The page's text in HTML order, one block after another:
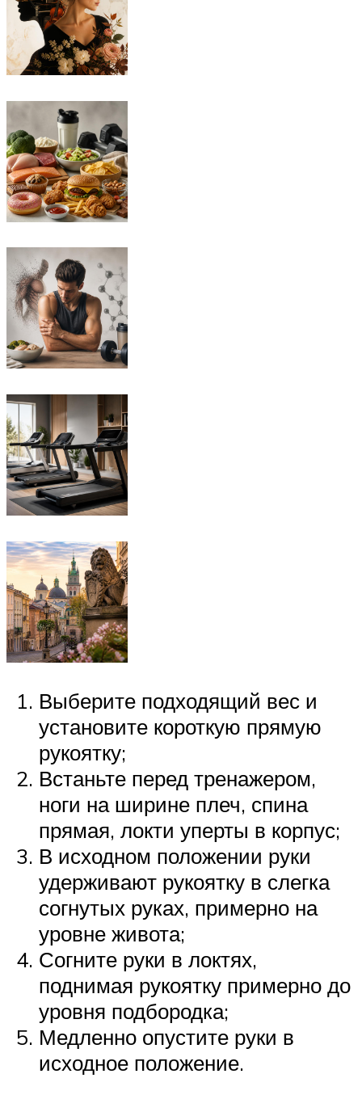
Выберите подходящий вес и
установите короткую прямую
рукоятку;
Встаньте перед тренажером,
ноги на ширине плеч, спина
прямая, локти уперты в корпус;
В исходном положении руки
удерживают рукоятку в слегка
согнутых руках, примерно на
уровне живота;
Согните руки в локтях,
поднимая рукоятку примерно до
уровня подбородка;
Медленно опустите руки в
исходное положение.